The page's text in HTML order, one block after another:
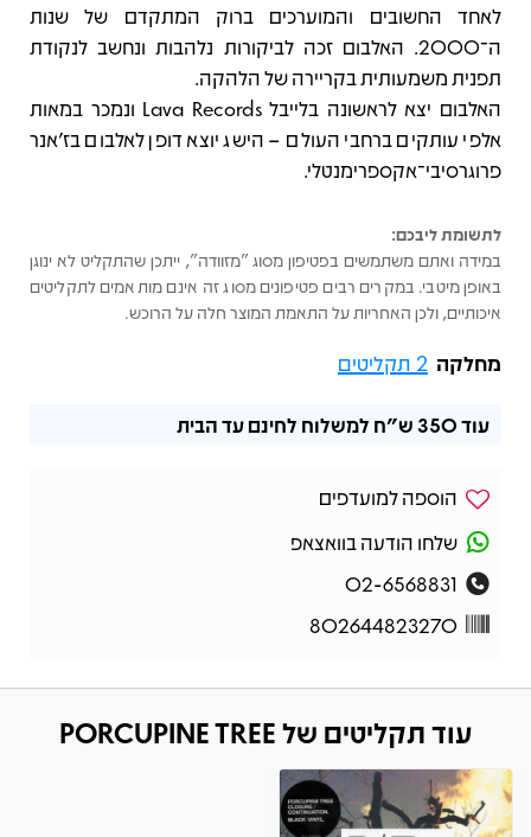
לאחד החשובים והמוערכים ברוק המתקדם של שנות
ה־2000. האלבום זכה לביקורות נלהבות ונחשב לנקודת
תפנית משמעותית בקריירה של הלהקה.
האלבום יצא לראשונה בלייבל Lava Records ונמכר במאות
אלפי עותקים ברחבי העולם – הישג יוצא דופן לאלבום בז'אנר
פרוגרסיבי־אקספרימנטלי.
לתשומת ליבכם:
במידה ואתם משתמשים בפטיפון מסוג "מזוודה", ייתכן שהתקליט לא ינוגן
באופן מיטבי. במקרים רבים פטיפונים מסוג זה אינם מותאמים לתקליטים
איכותיים, ולכן האחריות על התאמת המוצר חלה על הרוכש.
מחלקה 2 תקליטים
עוד350 ש"ח למשלוח לחינם עד הבית
הוספה למועדפים
שלחו הודעה בוואצאפ
02-6568831
802644823270
עוד תקליטים של PORCUPINE TREE